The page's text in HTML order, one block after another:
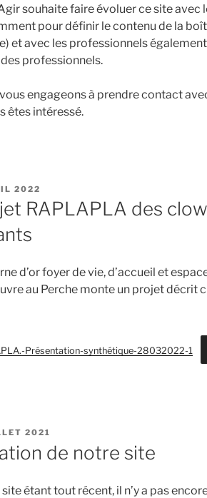
souhaite faire évoluer ce site avec
pour définir le contenu de la
et avec les professionnels
professionnels.
engageons à prendre contact
êtes intéressé.
2022
RAPLAPLA des
d’or foyer de vie, d’accueil et
au Perche monte un projet décrit
Présentation-synthétique-28032022-1
2021
de notre site
étant tout récent, il n’y a pas